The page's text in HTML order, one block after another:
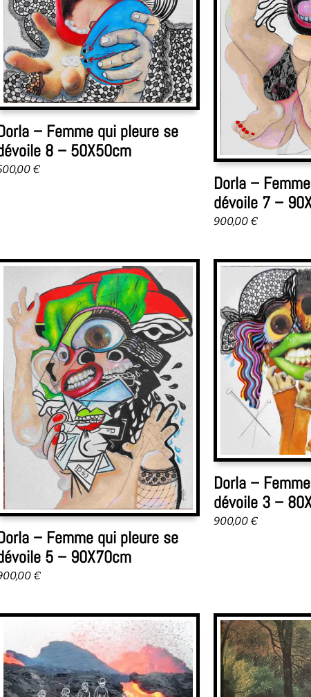
– Femme qui pleure se
8 – 50X50cm
€
Dorla –
dévoile 7 –
900,00 €
– Femme qui pleure se
5 – 90X70cm
€
Dorla –
dévoile 3 –
900,00 €